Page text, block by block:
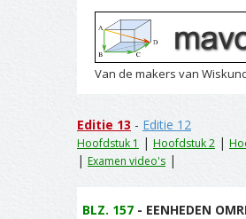
Van de makers van
Editie 13 - Editie 12
Hoofdstuk 1 | Hoofdstuk 2 |
| Examen video's |
BLZ. 157 - EENHEDEN